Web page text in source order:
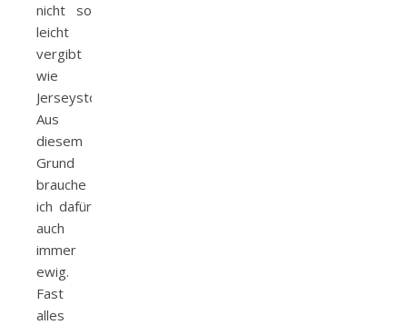
nicht so
leicht
vergibt
wie
Jerseystoff.
Aus
diesem
Grund
brauche
ich dafür
auch
immer
ewig.
Fast
alles